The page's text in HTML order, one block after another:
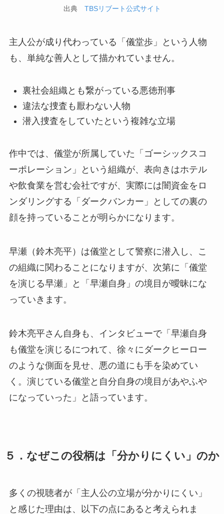
出典 TBSリブート公式サイト
主人公が成り代わっている「儀堂歩」という人物
も、単純な善人として描かれていません。
裏社会組織とも繋がっている悪徳刑事
違法な捜査も厭わない人物
潜入捜査をしていたという複雑な立場
作中では、儀堂が所属していた「ゴーシックスコ
ーポレーション」という組織が、表向きはホテル
や飲食業を営む会社ですが、実際には闇資金をロ
ンダリングする「ダークバンカー」としての裏の
顔を持っていることが明らかになります。
早瀬（鈴木亮平）は儀堂として警察に潜入し、こ
の組織に関わることになりますが、次第に「儀堂
を演じる早瀬」と「早瀬自身」の境目が曖昧にな
っていきます。
鈴木亮平さん自身も、インタビューで「早瀬自身
も儀堂を演じるにつれて、徐々にダークヒーロー
のような側面を見せ、悪の道にも手を染めてい
く。演じている儀堂と自分自身の境目があやふや
になっていった」と語っています。
５．なぜこの役柄は「分かりにくい」のか
多くの視聴者が「主人公の立場が分かりにくい」
と感じた理由は、以下の点にあると考えられま